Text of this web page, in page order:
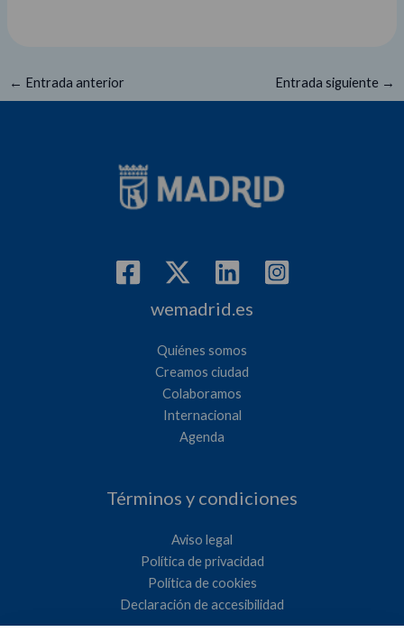
← Entrada anterior Entrada siguiente →
wemadrid.es
Quiénes somos
Creamos ciudad
Colaboramos
Internacional
Agenda
Términos y condiciones
Aviso legal
Política de privacidad
Política de cookies
Declaración de accesibilidad